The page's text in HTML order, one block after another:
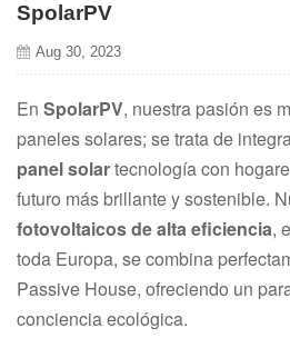
SpolarPV
Aug 30, 2023
En SpolarPV, nuestra pasión es
paneles solares; se trata de
panel solartecnología con
futuro más brillante y sostenible.
fotovoltaicos de alta eficiencia,
toda Europa, se combina
Passive House, ofreciendo un
conciencia ecológica.